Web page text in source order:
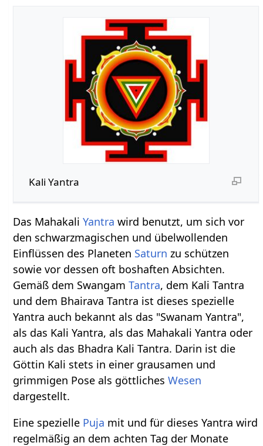
Kali Yantra
Das MahakaliYantra wird benutzt, um sich vor
den schwarzmagischen und übelwollenden
Einflüssen des Planeten Saturn zu schützen
sowie vor dessen oft boshaften Absichten.
Gemäß dem SwangamTantra, dem Kali Tantra
und dem Bhairava Tantra ist dieses spezielle
Yantra auch bekannt als das "Swanam Yantra",
als das Kali Yantra, als das Mahakali Yantra oder
auch als das Bhadra Kali Tantra. Darin ist die
Göttin Kali stets in einer grausamen und
grimmigen Pose als göttlichesWesen
dargestellt.
Eine spezielle Puja mit und für dieses Yantra wird
regelmäßig an dem achten Tag der Monate